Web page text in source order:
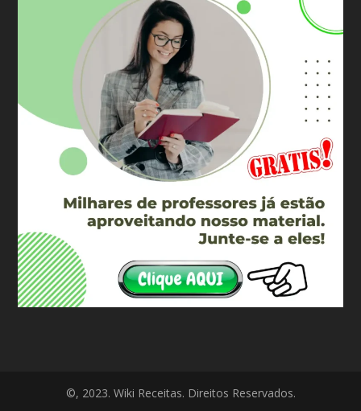
©, 2023. Wiki Receitas. Direitos Reservados.